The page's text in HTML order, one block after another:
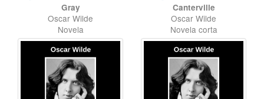
Gray
Oscar Wilde
Novela
Canterville
Oscar Wilde
Novela corta